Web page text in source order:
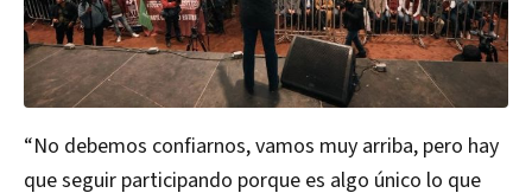
“No debemos confiarnos, vamos muy arriba, pero hay
que seguir participando porque es algo único lo que